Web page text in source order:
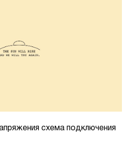
схема подключения